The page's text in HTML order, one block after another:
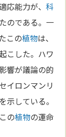
応能力が、科
のである。一
この植物は、
こした。ハワ
響が議論の的
イロンマンリ
示している。
の植物の運命